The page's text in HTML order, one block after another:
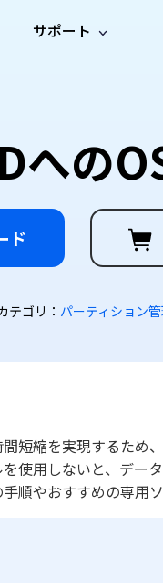
LINE データ復元
LINEのデータを復元
写真修
メ
修復
画高
画質化
写
画
WindowsのDLLエラー
Email Repair
破損したPST/OSTファ
サポート
への
ド
テゴリ： パーティション
短縮を実現するため
使用しないと、デ
順やおすすめの専用